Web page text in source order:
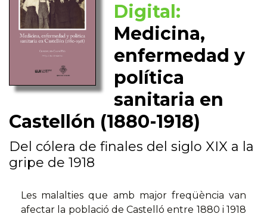
Digital:
Medicina,
enfermedad y
política
sanitaria en
Castellón (1880-1918)
Del cólera de finales del siglo XIX a la
gripe de 1918
Les malalties que amb major freqüència van
afectar la població de Castelló entre 1880 i 1918